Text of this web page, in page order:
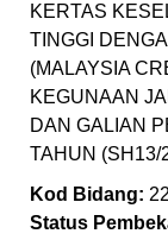
KERTAS
TINGGI
(MALAYSIA
KEGUNAAN
DAN GALIAN
TAHUN (SH13/
Kod Bidang:
Status